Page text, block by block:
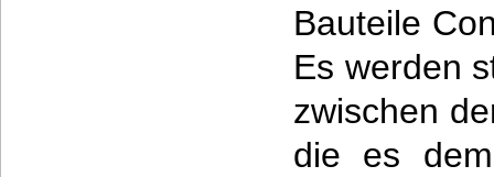
Bauteile
Es werden
zwischen
die es